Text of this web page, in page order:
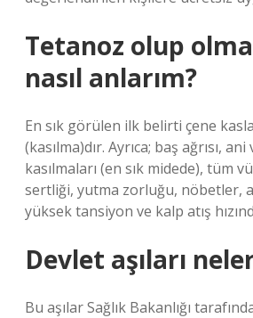
Tetanoz olup
nasıl anlarım?
En sık görülen ilk belirti çene
(kasılma)dır. Ayrıca; baş ağrısı,
kasılmaları (en sık midede), tüm
sertliği, yutma zorluğu, nöbetler,
yüksek tansiyon ve kalp atış
Devlet aşıları
Bu aşılar Sağlık Bakanlığı